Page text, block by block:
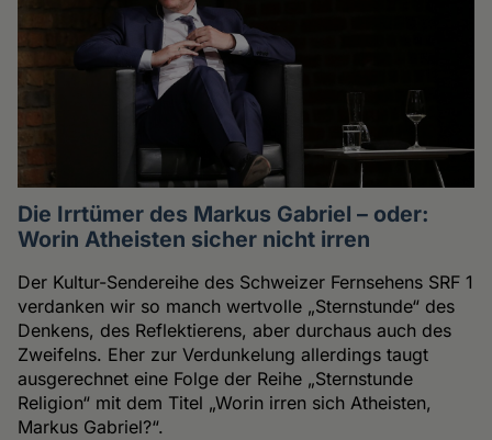
Die Irrtümer des Markus Gabriel – oder:
Worin Atheisten sicher nicht irren
Der Kultur-Sendereihe des Schweizer Fernsehens SRF 1
verdanken wir so manch wertvolle „Sternstunde“ des
Denkens, des Reflektierens, aber durchaus auch des
Zweifelns. Eher zur Verdunkelung allerdings taugt
ausgerechnet eine Folge der Reihe „Sternstunde
Religion“ mit dem Titel „Worin irren sich Atheisten,
Markus Gabriel?“.